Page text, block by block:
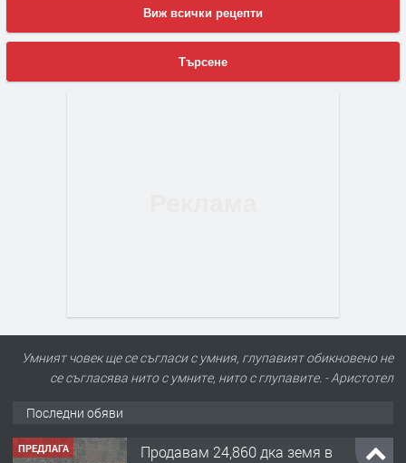
Виж всички рецепти
Търсене
Умният човек ще се съгласи с умния, глупавият обикновено не
се съгласява нито с умните, нито с глупавите. - Аристотел
Последни обяви
ПРЕДЛАГА
Продавам 24,860 дка земя в